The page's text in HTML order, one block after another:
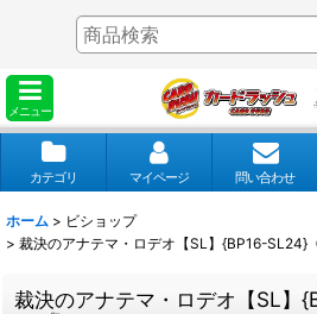
メニュー
カテゴリ マイページ 問い合わせ
ホーム > ビショップ
> 裁決のアナテマ・ロデオ【SL】{BP16-SL24}
裁決のアナテマ・ロデオ【SL】